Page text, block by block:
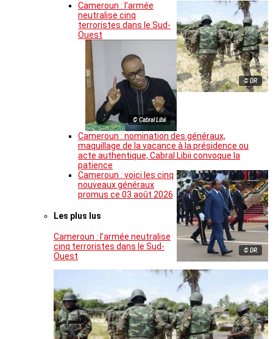
© DR
Cameroun : l’armée
neutralise cinq
terroristes dans le Sud-
Ouest
© Cabral Libii
Cameroun : nomination des généraux,
maquillage de la vacance à la présidence ou
acte authentique, Cabral Libii convoque la
patience
© DR
Cameroun : voici les cinq
nouveaux généraux
promus ce 03 août 2026
Les plus lus
Cameroun : l’armée neutralise
cinq terroristes dans le Sud-
Ouest